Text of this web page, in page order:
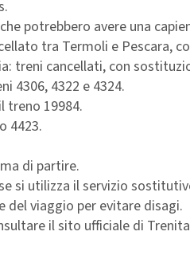
potrebbero avere una
tra Termoli e Pescara,
treni cancellati, con
4306, 4322 e 4324.
treno 19984.
4423.
di partire.
si utilizza il servizio
del viaggio per evitare disagi.
il sito ufficiale di